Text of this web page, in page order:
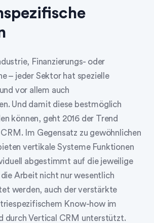
Finanzierungs- oder
– jeder Sektor hat spezielle
vor allem auch
Und damit diese bestmöglich
können, geht 2016 der Trend
Im Gegensatz zu gewöhnlichen
vertikale Systeme Funktionen
abgestimmt auf die jeweilige
die Arbeit nicht nur wesentlich
werden, auch der verstärkte
Know-how im
durch Vertical CRM unterstützt.